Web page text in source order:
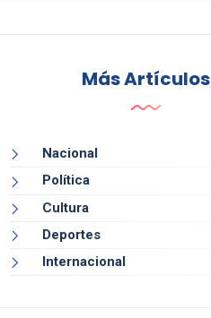
Más Artículos
Nacional
Política
Cultura
Deportes
Internacional